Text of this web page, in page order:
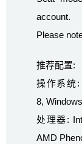
account.
Please
推荐配置:
操作系统:
8,
处理器:
AMD